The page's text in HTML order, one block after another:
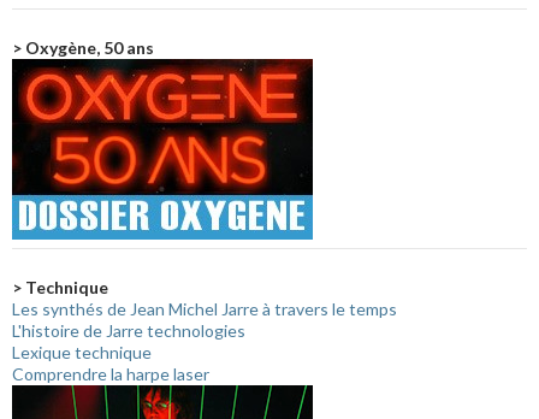
> Oxygène, 50 ans
> Technique
Les synthés de Jean Michel Jarre à travers le temps
L'histoire de Jarre technologies
Lexique technique
Comprendre la harpe laser